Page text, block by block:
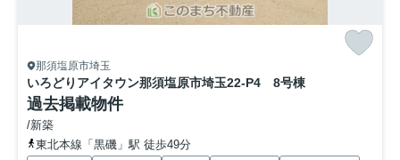
那須塩原市埼玉
いろどりアイタウン那須塩原市埼玉22-P4 8号棟
過去掲載物件
/新築
東北本線「黒磯」駅 徒歩49分